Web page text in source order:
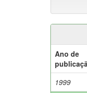
Ano de
1999